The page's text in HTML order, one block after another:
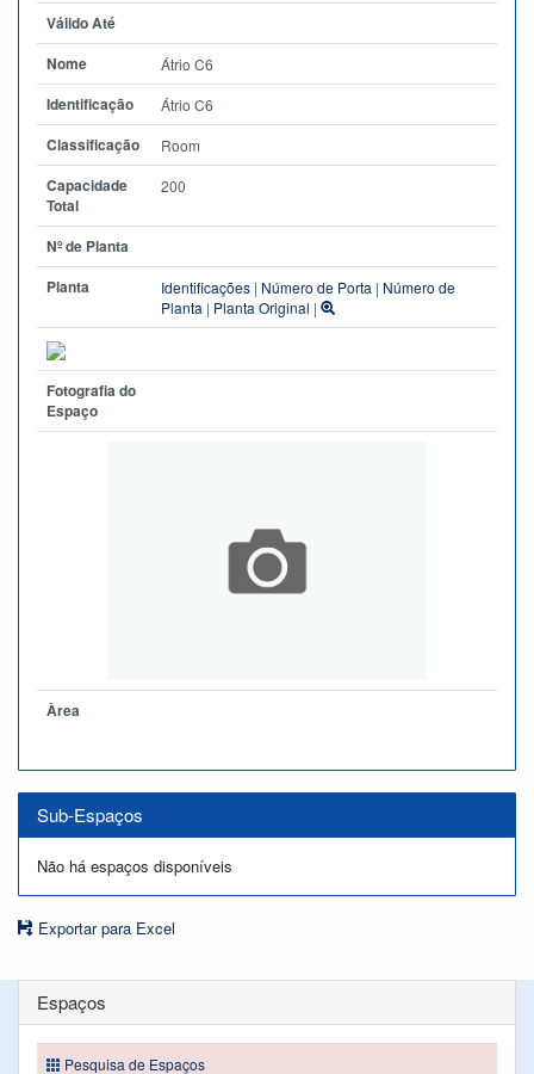
Válido Até
Nome
Átrio C6
Identificação Átrio C6
Classificação Room
Capacidade
Total
200
Nº de Planta
Planta
Identificações | Número de Porta | Número de
Planta | Planta Original |
Fotografia do
Espaço
Àrea
Sub-Espaços
Não há espaços disponíveis
Exportar para Excel
Espaços
Pesquisa de Espaços